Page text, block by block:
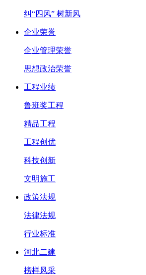
纠“四风” 树新风
企业荣誉
企业管理荣誉
思想政治荣誉
工程业绩
鲁班奖工程
精品工程
工程创优
科技创新
文明施工
政策法规
法律法规
行业标准
河北二建
榜样风采